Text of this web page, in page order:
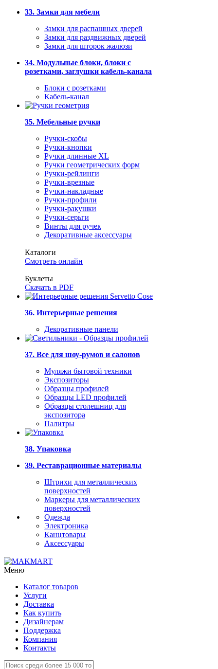
33. Замки для мебели
Замки для распашных дверей
Замки для раздвижных дверей
Замки для шторок жалюзи
34. Модульные блоки, блоки с
розетками, заглушки кабель-канала
Блоки с розетками
Кабель-канал
35. Мебельные ручки
Ручки-скобы
Ручки-кнопки
Ручки длинные XL
Ручки геометрических форм
Ручки-рейлинги
Ручки-врезные
Ручки-накладные
Ручки-профили
Ручки-ракушки
Ручки-серьги
Винты для ручек
Декоративные аксессуары
Каталоги
Смотреть онлайн
Буклеты
Скачать в PDF
36. Интерьерные решения
Декоративные панели
37. Все для шоу-румов и салонов
Муляжи бытовой техники
Экспозиторы
Образцы профилей
Образцы LED профилей
Образцы столешниц для
экспозитора
Палитры
38. Упаковка
39. Реставрационные материалы
Штрихи для металлических
поверхностей
Маркеры для металлических
поверхностей
Одежда
Электроника
Канцтовары
Аксессуары
Меню
Каталог товаров
Услуги
Доставка
Как купить
Дизайнерам
Поддержка
Компания
Контакты